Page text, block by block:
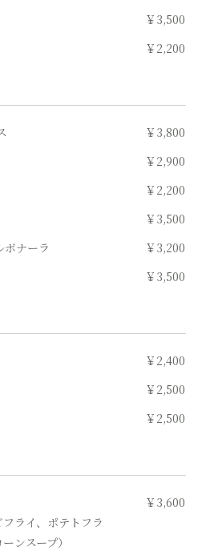
￥3,500
￥2,200
￥3,800
￥2,900
￥2,200
￥3,500
ボナーラ
￥3,200
￥3,500
￥2,400
￥2,500
￥2,500
フライ、ポテトフラ
ンスープ）
￥3,600